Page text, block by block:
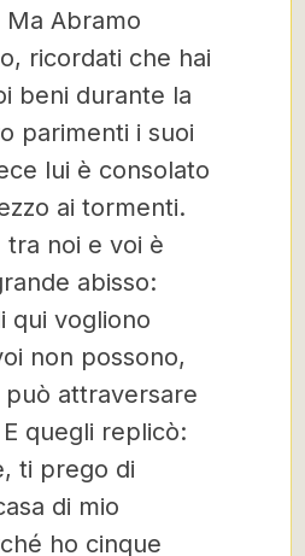
Ma Abramo
ricordati che hai
beni durante la
parimenti i suoi
lui è consolato
ai tormenti.
tra noi e voi è
abisso:
qui vogliono
non possono,
può attraversare
E quegli replicò:
ti prego di
di mio
ho cinque